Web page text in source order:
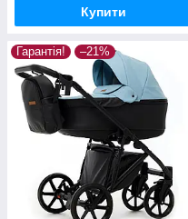
Купити
Гарантія! –21%